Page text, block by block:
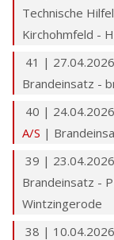
Technische
Kirchohmfeld -
41 |
Brandeinsatz -
40 |
A/S |
39 |
Brandeinsatz -
Wintzingerode
38 |